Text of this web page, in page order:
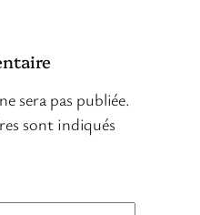
sera pas publiée.
sont indiqués